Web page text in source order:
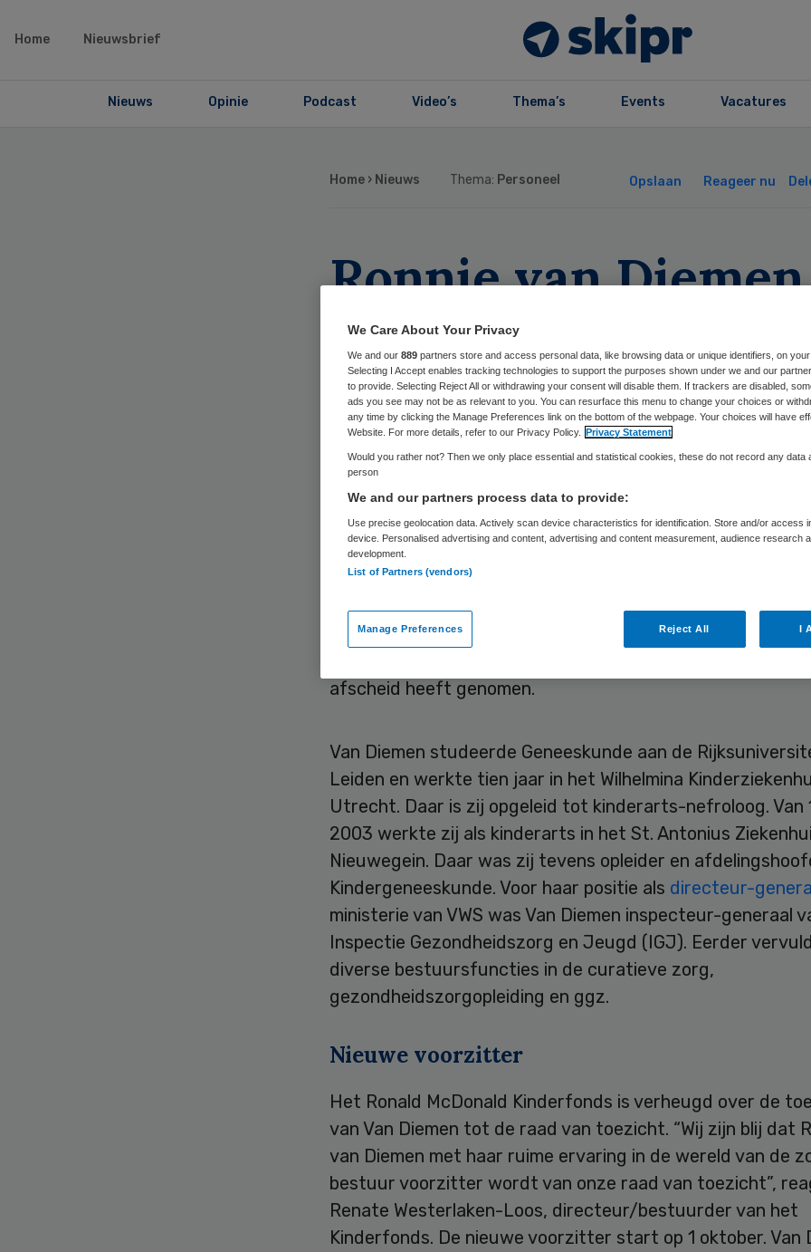
Home Nieuwsbrief
Nieuws Opinie Podcast Video’s Thema’s Events Vacatures
Home › Nieuws Thema: Personeel Opslaan Reageer nu
Ronnie van Diemen
nieuwe rvt-
Ronald McDonald
Kinderfonds
Ronnie van Diemen wordt per 1 oktober 2022 de nieuwe
van de raad van toezicht van het Ronald McDonald
voormalig directeur-generaal Curatieve Zorg bij het
afscheid heeft genomen.
Van Diemen studeerde Geneeskunde aan de
Leiden en werkte tien jaar in het Wilhelmina
Utrecht. Daar is zij opgeleid tot kinderarts-nefroloog. Van
2003 werkte zij als kinderarts in het St. Antonius
Nieuwegein. Daar was zij tevens opleider en
Kindergeneeskunde. Voor haar positie als directeur-
ministerie van VWS was Van Diemen inspecteur-generaal
Inspectie Gezondheidszorg en Jeugd (IGJ). Eerder
diverse bestuursfuncties in de curatieve zorg,
gezondheidszorgopleiding en ggz.
Nieuwe voorzitter
Het Ronald McDonald Kinderfonds is verheugd over de
van Van Diemen tot de raad van toezicht. “Wij zijn blij dat
van Diemen met haar ruime ervaring in de wereld van de
bestuur voorzitter wordt van onze raad van toezicht”,
Renate Westerlaken-Loos, directeur/bestuurder van het
Kinderfonds. De nieuwe voorzitter start op 1 oktober. Van
We Care About Your Privacy
We and our 889 partners store and access personal data, like browsing data or unique identifiers, on your
Selecting I Accept enables tracking technologies to support the purposes shown under we and our
to provide. Selecting Reject All or withdrawing your consent will disable them. If trackers are disabled,
ads you see may not be as relevant to you. You can resurface this menu to change your choices or
any time by clicking the Manage Preferences link on the bottom of the webpage. Your choices will have
Website. For more details, refer to our Privacy Policy.
Privacy Statement
Would you rather not? Then we only place essential and statistical cookies, these do not record any data
person
We and our partners process data to provide:
Use precise geolocation data. Actively scan device characteristics for identification. Store and/or access
device. Personalised advertising and content, advertising and content measurement, audience research
development.
List of Partners (vendors)
Manage Preferences Reject All I